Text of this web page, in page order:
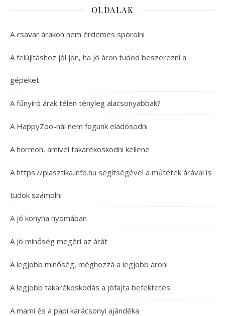
OLDALAK
A csavar árakon nem érdemes spórolni
A felújításhoz jól jön, ha jó áron tudod beszerezni a
gépeket
A fűnyíró árak télen tényleg alacsonyabbak?
A HappyZoo-nál nem fogunk eladósodni
A hormon, amivel takarékoskodni kellene
A https://plasztika.info.hu segítségével a műtétek árával is
tudok számolni
A jó konyha nyomában
A jó minőség megéri az árát
A legjobb minőség, méghozzá a legjobb áron!
A legjobb takarékoskodás a jófajta befektetés
A mami és a papi karácsonyi ajándéka